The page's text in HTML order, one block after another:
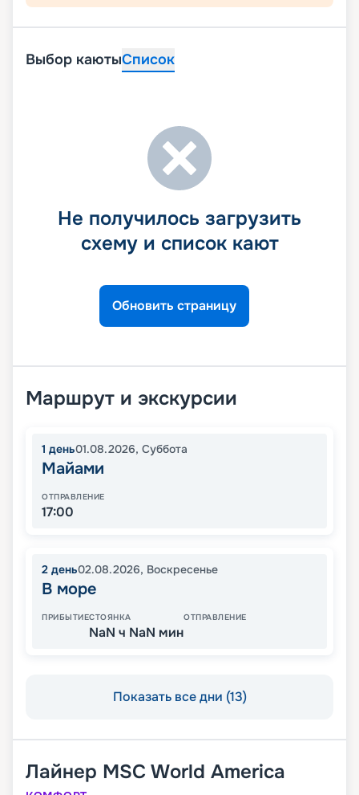
Выбор каютыСписок
Не получилось загрузить
схему и список кают
Обновить страницу
Маршрут и экскурсии
1 день01.08.2026, Суббота
Майами
ОТПРАВЛЕНИЕ
17:00
2 день02.08.2026, Воскресенье
В море
ПРИБЫТИЕСТОЯНКА
NaN ч NaN мин
ОТПРАВЛЕНИЕ
Показать все дни (13)
Лайнер MSC World America